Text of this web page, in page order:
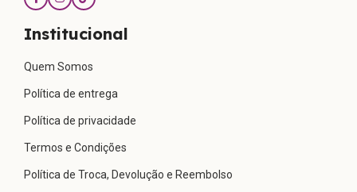
Institucional
Quem Somos
Política de entrega
Política de privacidade
Termos e Condições
Política de Troca, Devolução e Reembolso